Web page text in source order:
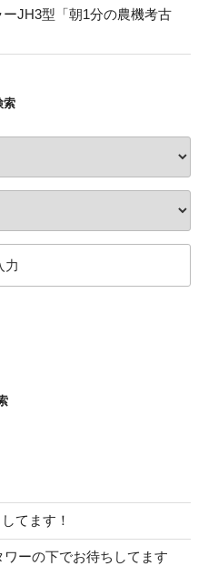
JH3型「朝1分の農機考古
索
てます！
ーの下でお待ちしてます